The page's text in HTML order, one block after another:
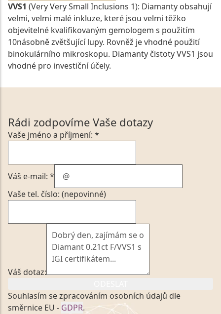
VVS1 (Very Very Small Inclusions 1): Diamanty obsahují
velmi, velmi malé inkluze, které jsou velmi těžko
objevitelné kvalifikovaným gemologem s použitím
10násobně zvětšující lupy. Rovněž je vhodné použití
binokulárního mikroskopu. Diamanty čistoty VVS1 jsou
vhodné pro investiční účely.
Rádi zodpovíme Vaše dotazy
Vaše jméno a příjmení: *
Váš e-mail: *
Vaše tel. číslo: (nepovinné)
Váš dotaz:
Souhlasím se zpracováním osobních údajů dle
směrnice EU - GDPR.